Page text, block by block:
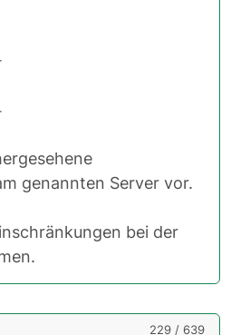
genannten Server vor.
bei der
229 / 639